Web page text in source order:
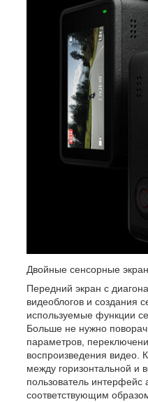
Двойные сенсорные
Передний экран с
видеоблогов и создания
используемые функции
Больше не нужно
параметров,
воспроизведения видео.
между горизонтальной и
пользователь интерфейс
соответствующим